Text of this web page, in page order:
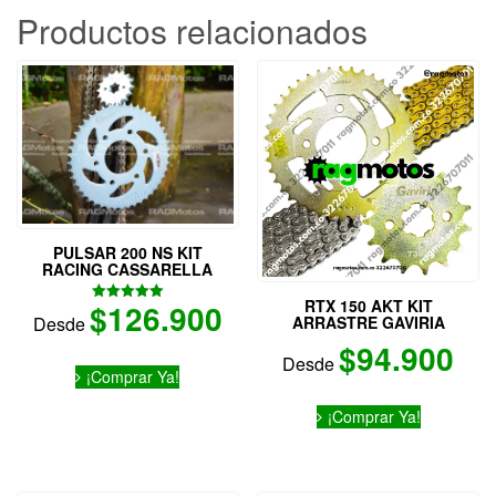
opciones
pueden
elegir
en
la
página
de
producto
Productos relacionados
PULSAR 200 NS KIT
RACING CASSARELLA
Valorado
con
Desde$126.900
¡Comprar Ya!
Este
RTX 150 AKT KIT
ARRASTRE GAVIRIA
Desde$94.900
¡Comprar Ya!
Este
producto